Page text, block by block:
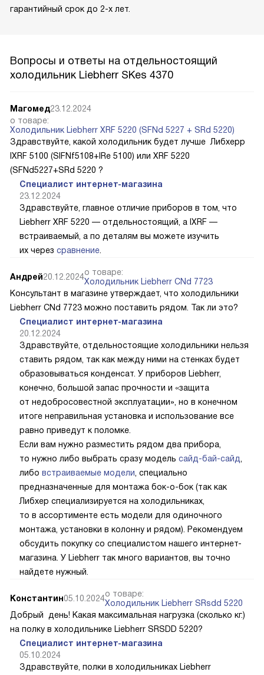
гарантийный срок до 2-х лет.
Вопросы и ответы на отдельностоящий
холодильник Liebherr SKes 4370
Магомед23.12.2024
о товаре:
Холодильник Liebherr XRF 5220 (SFNd 5227 + SRd 5220)
Здравствуйте, какой холодильник будет лучше Либхерр
IXRF 5100 (SIFNf5108+IRe 5100) или XRF 5220
(SFNd5227+SRd 5220 ?
Специалист интернет-магазина
23.12.2024
Здравствуйте, главное отличие приборов в том, что
Liebherr XRF 5220 — отдельностоящий, а IXRF —
встраиваемый, а по деталям вы можете изучить
их через сравнение
Андрей20.12.2024о товаре:
Холодильник Liebherr CNd 7723
Консультант в магазине утверждает, что холодильники
Liebherr CNd 7723 можно поставить рядом. Так ли это?
Специалист интернет-магазина
20.12.2024
Здравствуйте, отдельностоящие холодильники нельзя
ставить рядом, так как между ними на стенках будет
образовываться конденсат. У приборов Liebherr,
конечно, большой запас прочности и «защита
от недобросовестной эксплуатации», но в конечном
итоге неправильная установка и использование все
равно приведут к поломке.
Если вам нужно разместить рядом два прибора,
то нужно либо выбрать сразу модель сайд-бай-сайд
либо встраиваемые модели , специально
предназначенные для монтажа бок-о-бок (так как
Либхер специализируется на холодильниках,
то в ассортименте есть модели для одиночного
монтажа, установки в колонну и рядом). Рекомендуем
обсудить покупку со специалистом нашего интернет-
магазина. У Liebherr так много вариантов, вы точно
найдете нужный.
Константин05.10.2024о товаре:
Холодильник Liebherr SRsdd 5220
Добрый день! Какая максимальная нагрузка (сколько кг.)
на полку в холодильнике Liebherr SRSDD 5220?
Специалист интернет-магазина
05.10.2024
Здравствуйте, полки в холодильниках Liebherr